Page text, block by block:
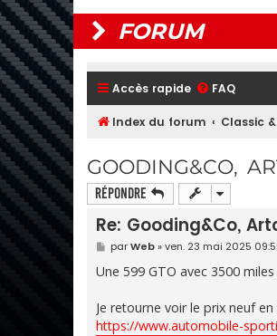
FORUM
Accès rapide FAQ
Index du forum Classic
GOODING&CO,
Répondre
Re: Gooding&Co,
M
e
s
s
g
e
parWeb»ven. 23 mai 2025
Une 599 GTO avec 3500
Je retourne voir le prix neuf
https://www.automobile-